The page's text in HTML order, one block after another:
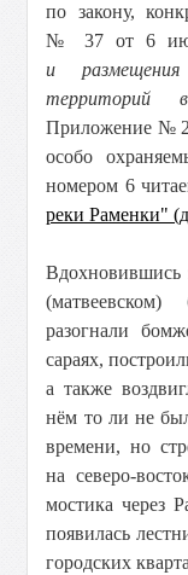
по закону,
№ 37 от 6
и
территорий
Приложение № 2
особо
номером 6
реки Раменки"
Вдохновившись
разогнали
сараях,
а также
нём то ли не
времени, но
на северо-
мостика через
появилась
городских